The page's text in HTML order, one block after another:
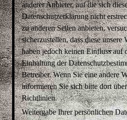
anderer Anbieter, auf die sich
Datenschutzerklärung nicht
zu anderen Seiten anbieten,
sicherzustellen, dass diese unsere
haben jedoch keinen Einfluss auf
Einhaltung der
Betreiber. Wenn Sie eine andere
informieren Sie sich bitte dort
Richtlinien.
Weitergabe Ihrer persönlichen